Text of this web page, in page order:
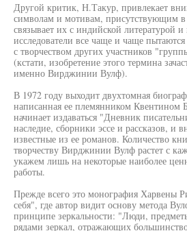
Другой критик, Н.Такур, привлекает
символам и мотивам, присутствующим
связывает их с индийской
исследователи все чаще и чаще
с творчеством других участников
(кстати, изобретение этого термина
именно Вирджинии Вулф).
В 1972 году выходит двухтомная
написанная ее племянником Квентином
начинает издаваться "Дневник
наследие, сборники эссе и рассказов, и
известные из ее романов. Количество
творчеству Вирджинии Вулф растет с
укажем лишь на некоторые наиболее
работы.
Прежде всего это монография Харвены
себя", где автор видит основу метода
принципе зеркальности: "Люди,
рядами зеркал, отражающих